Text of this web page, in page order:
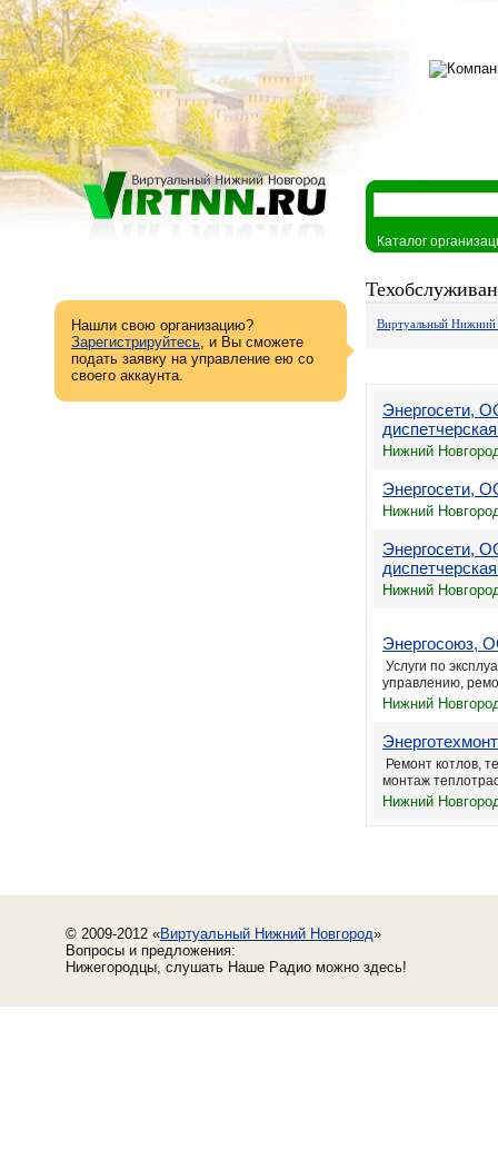
Каталог
Нашли свою организацию?
Зарегистрируйтесь, и Вы сможете
подать заявку на управление ею со
своего аккаунта.
Виртуальный
Энергосети,
Нижний
Энергосети,
Нижний
Энергосети,
Нижний
Энергосоюз,
Услуги по
управлению,
Нижний
Ремонт котлов,
монтаж
Нижний
© 2009-2012 «Виртуальный Нижний Новгород»
Вопросы и предложения:
Нижегородцы, слушать Наше Радио можно здесь!